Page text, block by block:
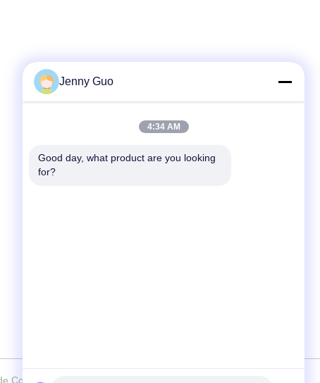
86-0519-86480588
2023-2026 Jiangsu TOM Intelligent Equipment Co.,
Jenny Guo
4:34 AM
Good day, what product are you looking
for?